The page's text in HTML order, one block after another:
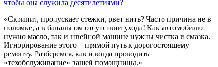
чтобы она служила десятилетиями?
«Скрипит, пропускает стежки, рвет нить? Часто причина не в
поломке, а в банальном отсутствии ухода! Как автомобилю
нужно масло, так и швейной машине нужны чистка и смазка.
Игнорирование этого – прямой путь к дорогостоящему
ремонту. Разберемся, как и когда проводить
«техобслуживание» вашей помощницы.»